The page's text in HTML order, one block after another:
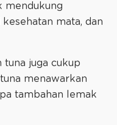
mendukung
mata, dan
tuna juga cukup
menawarkan
tambahan lemak